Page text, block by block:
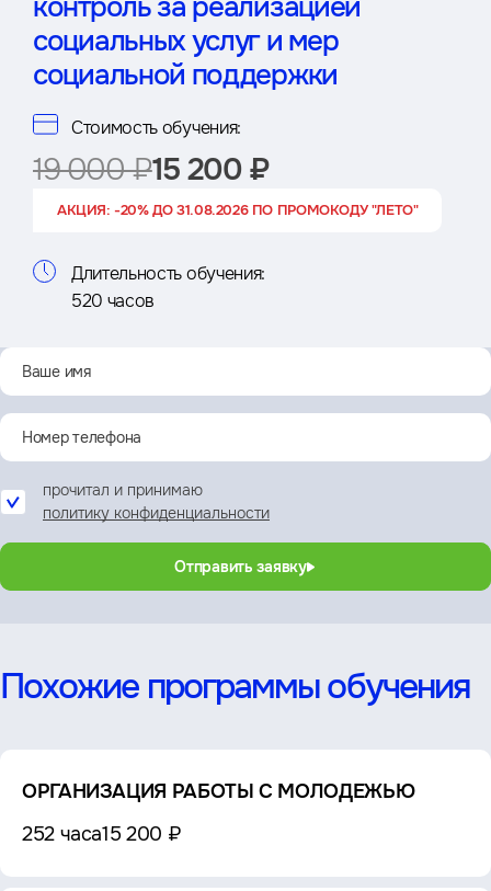
контроль за реализацией
социальных услуг и мер
социальной поддержки
Стоимость обучения:
19 000 ₽15 200 ₽
АКЦИЯ: -20% ДО 31.08.2026 ПО ПРОМОКОДУ "ЛЕТО"
Длительность обучения:
520 часов
прочитал и принимаю
политику конфиденциальности
Отправить заявку
Похожие программы обучения
ОРГАНИЗАЦИЯ РАБОТЫ С МОЛОДЕЖЬЮ
252 часа15 200 ₽